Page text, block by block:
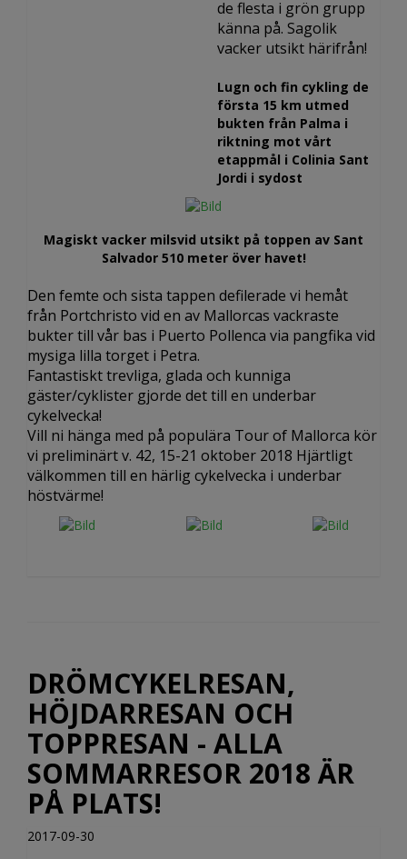
de flesta i grön grupp
känna på. Sagolik
vacker utsikt härifrån!
Lugn och fin cykling de
första 15 km utmed
bukten från Palma i
riktning mot vårt
etappmål i Colinia Sant
Jordi i sydost
Magiskt vacker milsvid utsikt på toppen av Sant
Salvador 510 meter över havet!
Den femte och sista tappen defilerade vi hemåt
från Portchristo vid en av Mallorcas vackraste
bukter till vår bas i Puerto Pollenca via pangfika vid
mysiga lilla torget i Petra.
Fantastiskt trevliga, glada och kunniga
gäster/cyklister gjorde det till en underbar
cykelvecka!
Vill ni hänga med på populära Tour of Mallorca kör
vi preliminärt v. 42, 15-21 oktober 2018 Hjärtligt
välkommen till en härlig cykelvecka i underbar
höstvärme!
DRÖMCYKELRESAN,
HÖJDARRESAN OCH
TOPPRESAN - ALLA
SOMMARRESOR 2018 ÄR
PÅ PLATS!
2017-09-30